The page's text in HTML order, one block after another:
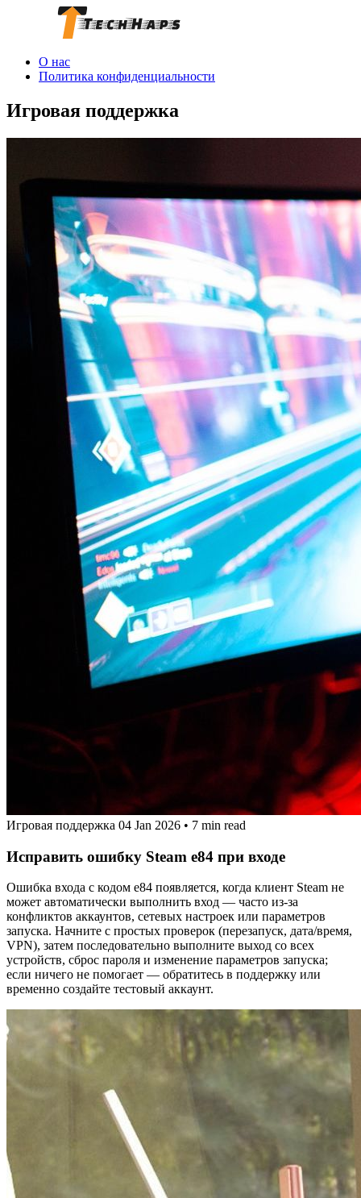
О нас
Политика конфиденциальности
Игровая поддержка
Игровая поддержка 04 Jan 2026 • 7 min read
Исправить ошибку Steam e84 при входе
Ошибка входа с кодом e84 появляется, когда клиент Steam не
может автоматически выполнить вход — часто из‑за
конфликтов аккаунтов, сетевых настроек или параметров
запуска. Начните с простых проверок (перезапуск, дата/время,
VPN), затем последовательно выполните выход со всех
устройств, сброс пароля и изменение параметров запуска;
если ничего не помогает — обратитесь в поддержку или
временно создайте тестовый аккаунт.